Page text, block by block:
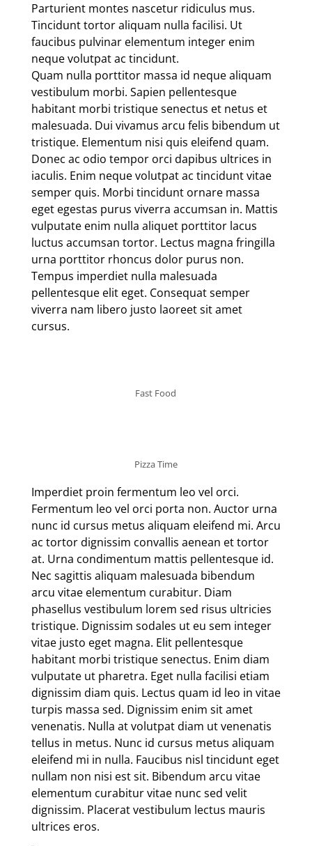
Parturient montes nascetur ridiculus mus.
Tincidunt tortor aliquam nulla facilisi. Ut
faucibus pulvinar elementum integer enim
neque volutpat ac tincidunt.
Quam nulla porttitor massa id neque aliquam
vestibulum morbi. Sapien pellentesque
habitant morbi tristique senectus et netus et
malesuada. Dui vivamus arcu felis bibendum ut
tristique. Elementum nisi quis eleifend quam.
Donec ac odio tempor orci dapibus ultrices in
iaculis. Enim neque volutpat ac tincidunt vitae
semper quis. Morbi tincidunt ornare massa
eget egestas purus viverra accumsan in. Mattis
vulputate enim nulla aliquet porttitor lacus
luctus accumsan tortor. Lectus magna fringilla
urna porttitor rhoncus dolor purus non.
Tempus imperdiet nulla malesuada
pellentesque elit eget. Consequat semper
viverra nam libero justo laoreet sit amet
cursus.
Fast Food
Pizza Time
Imperdiet proin fermentum leo vel orci.
Fermentum leo vel orci porta non. Auctor urna
nunc id cursus metus aliquam eleifend mi. Arcu
ac tortor dignissim convallis aenean et tortor
at. Urna condimentum mattis pellentesque id.
Nec sagittis aliquam malesuada bibendum
arcu vitae elementum curabitur. Diam
phasellus vestibulum lorem sed risus ultricies
tristique. Dignissim sodales ut eu sem integer
vitae justo eget magna. Elit pellentesque
habitant morbi tristique senectus. Enim diam
vulputate ut pharetra. Eget nulla facilisi etiam
dignissim diam quis. Lectus quam id leo in vitae
turpis massa sed. Dignissim enim sit amet
venenatis. Nulla at volutpat diam ut venenatis
tellus in metus. Nunc id cursus metus aliquam
eleifend mi in nulla. Faucibus nisl tincidunt eget
nullam non nisi est sit. Bibendum arcu vitae
elementum curabitur vitae nunc sed velit
dignissim. Placerat vestibulum lectus mauris
ultrices eros.